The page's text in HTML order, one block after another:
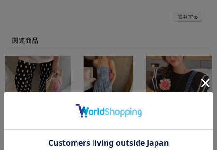
通報する
関連商品
pants M1688
dress M2227
¥11,800
shirt M3194